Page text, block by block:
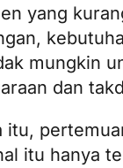
yang
mungkin
dan
itu,
itu hanya